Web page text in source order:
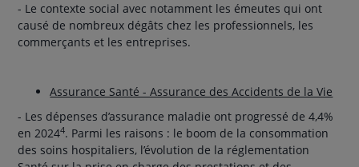
- Le contexte social avec notamment les émeutes qui ont
causé de nombreux dégâts chez les professionnels, les
commerçants et les entreprises.
Assurance Santé - Assurance des Accidents de la Vie
- Les dépenses d’assurance maladie ont progressé de 4,4%
en 20244. Parmi les raisons : le boom de la consommation
des soins hospitaliers, l’évolution de la réglementation